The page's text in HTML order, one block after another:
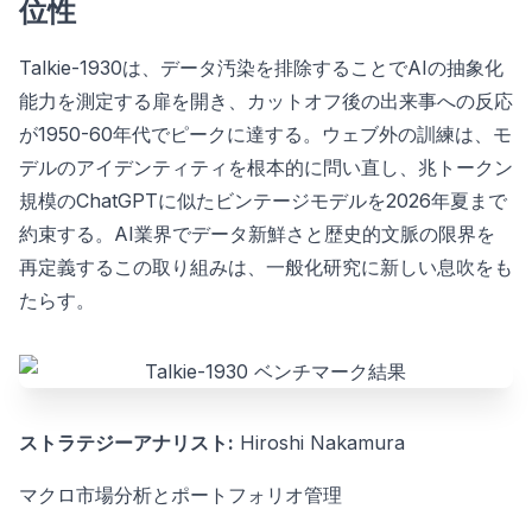
位性
Talkie-1930は、データ汚染を排除することでAIの抽象化
能力を測定する扉を開き、カットオフ後の出来事への反応
が1950-60年代でピークに達する。ウェブ外の訓練は、モ
デルのアイデンティティを根本的に問い直し、兆トークン
規模のChatGPTに似たビンテージモデルを2026年夏まで
約束する。AI業界でデータ新鮮さと歴史的文脈の限界を
再定義するこの取り組みは、一般化研究に新しい息吹をも
たらす。
ストラテジーアナリスト: Hiroshi Nakamura
マクロ市場分析とポートフォリオ管理